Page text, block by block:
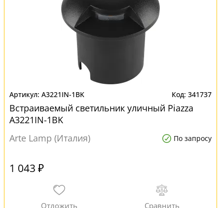
A3221IN-1BK 341737
Встраиваемый светильник уличный Piazza
A3221IN-1BK
Arte Lamp (Италия)
По запросу
1 043 ₽